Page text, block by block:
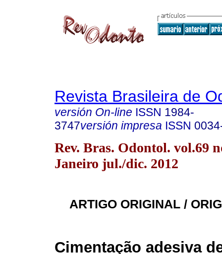
Revista Brasileira de
versión On-line ISSN 1984-
3747versión impresa ISSN
Rev. Bras. Odontol. vol.69
Janeiro jul./dic. 2012
ARTIGO ORIGINAL /
Cimentação adesiva